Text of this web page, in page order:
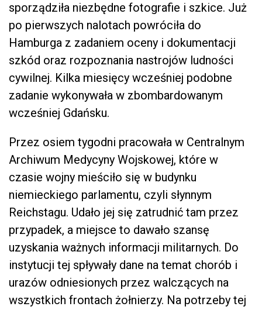
sporządziła niezbędne fotografie i szkice. Już
po pierwszych nalotach powróciła do
Hamburga z zadaniem oceny i dokumentacji
szkód oraz rozpoznania nastrojów ludności
cywilnej. Kilka miesięcy wcześniej podobne
zadanie wykonywała w zbombardowanym
wcześniej Gdańsku.
Przez osiem tygodni pracowała w Centralnym
Archiwum Medycyny Wojskowej, które w
czasie wojny mieściło się w budynku
niemieckiego parlamentu, czyli słynnym
Reichstagu. Udało jej się zatrudnić tam przez
przypadek, a miejsce to dawało szansę
uzyskania ważnych informacji militarnych. Do
instytucji tej spływały dane na temat chorób i
urazów odniesionych przez walczących na
wszystkich frontach żołnierzy. Na potrzeby tej